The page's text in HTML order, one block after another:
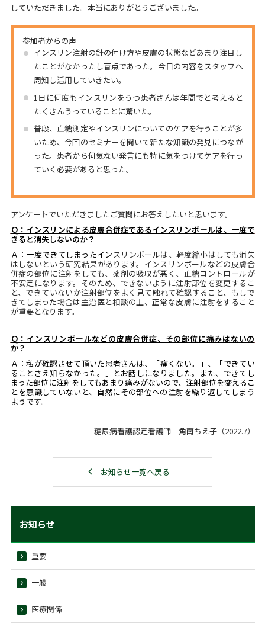
していただきました。本当にありがとうございました。
参加者からの声
インスリン注射の針の付け方や皮膚の状態などあまり注目し
たことがなかったし盲点であった。今日の内容をスタッフへ
周知し活用していきたい。
1日に何度もインスリンをうつ患者さんは年間でと考えると
たくさんうっていることに驚いた。
普段、血糖測定やインスリンについてのケアを行うことが多
いため、今回のセミナーを聞いて新たな知識の発見につなが
った。患者から何気ない発言にも特に気をつけてケアを行っ
ていく必要があると思った。
アンケートでいただきましたご質問にお答えしたいと思います。
Ｑ：インスリンによる皮膚合併症であるインスリンボールは、一度で
きると消失しないのか？
Ａ：一度できてしまったインスリンボールは、軽度縮小はしても消失
はしないという研究結果があります。インスリンボールなどの皮膚合
併症の部位に注射をしても、薬剤の吸収が悪く、血糖コントロールが
不安定になります。そのため、できないように注射部位を変更するこ
と、できていないか注射部位をよく見て触れて確認すること、もしで
きてしまった場合は主治医と相談の上、正常な皮膚に注射をすること
が重要となります。
Ｑ：インスリンボールなどの皮膚合併症、その部位に痛みはないの
か？
Ａ：私が確認させて頂いた患者さんは、「痛くない。」、「できてい
ることさえ知らなかった。」とお話しになりました。また、できてし
まった部位に注射をしてもあまり痛みがないので、注射部位を変えるこ
とを意識していないと、自然にその部位への注射を繰り返してしまう
ようです。
糖尿病看護認定看護師 角南ちえ子（2022.7）
お知らせ一覧へ戻る
お知らせ
重要
一般
医療関係